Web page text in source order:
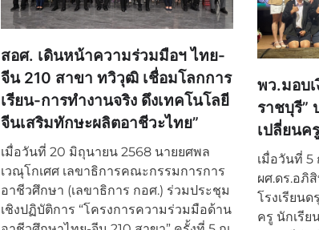
สอศ. เดินหน้าความร่วมมือฯ ไทย-
จีน 210 สาขา ทวิวุฒิ เชื่อมโลกการ
เรียน-การทำงานจริง ดึงเทคโนโลยี
จีนเสริมทักษะผลิตอาชีวะไทย”
เมื่อวันที่ 20 มิถุนายน 2568 นายยศพล
เวณุโกเศศ เลขาธิการคณะกรรมการการ
อาชีวศึกษา (เลขาธิการ กอศ.) ร่วมประชุม
เชิงปฏิบัติการ “โครงการความร่วมมือด้าน
พว.มอบ
ราชบุรี”
เปลี่ยนค
เมื่อวันที่ 5
ผศ.ดร.อภิ
โรงเรียน
ครู นักเรีย